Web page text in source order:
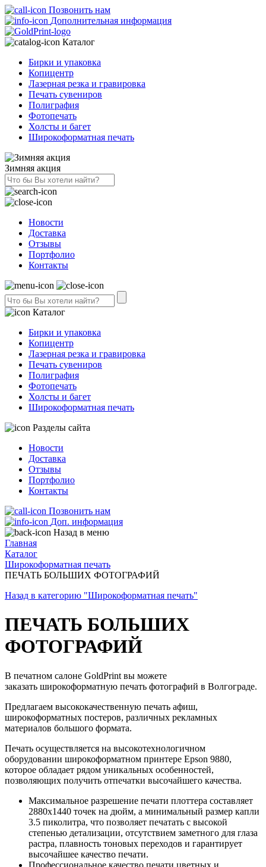
Позвонить нам
Дополнительная информация
Каталог
Бирки и упаковка
Копицентр
Лазерная резка и гравировка
Печать сувениров
Полиграфия
Фотопечать
Холсты и багет
Широкоформатная печать
Зимняя акция
Новости
Доставка
Отзывы
Портфолио
Контакты
Каталог
Бирки и упаковка
Копицентр
Лазерная резка и гравировка
Печать сувениров
Полиграфия
Фотопечать
Холсты и багет
Широкоформатная печать
Разделы сайта
Новости
Доставка
Отзывы
Портфолио
Контакты
Позвонить нам
Доп. информация
Назад в меню
Главная
Каталог
Широкоформатная печать
ПЕЧАТЬ БОЛЬШИХ ФОТОГРАФИЙ
Назад в категорию "Широкоформатная печать"
ПЕЧАТЬ БОЛЬШИХ
ФОТОГРАФИЙ
В печатном салоне GoldPrint вы можете
заказать широкоформатную печать фотографий в Волгограде.
Предлагаем высококачественную печать афиш,
широкоформатных постеров, различных рекламных
материалов большого формата.
Печать осуществляется на высокотехнологичном
оборудовании широкоформатном принтере Epson 9880,
которое обладает рядом уникальных особенностей,
позволяющих получить отпечатки высочайшего качества.
Максимальное разрешение печати плоттера составляет
2880х1440 точек на дюйм, а минимальный размер капли
3.5 пиколитра, что позволяет печатать с высокой
степенью детализации, отсутствием заметного для глаза
растра, плавность тоновых переходов и гарантирует
высочайшее качество печати.
Профессиональное качество печати цветных и